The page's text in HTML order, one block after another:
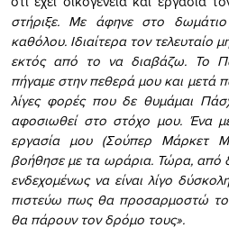
στήριξε. Με άφηνε στο
καθόλου. Ιδιαίτερα τον τελευταίο
εκτός από το να διαβάζω. Το
πήγαμε στην πεθερά μου και μετά
λίγες φορές που δε θυμάμαι
αφοσιωθεί στο στόχο μου. Ένα
εργασία μου (Σούπερ Μάρκετ
βοήθησε με τα ωράρια. Τώρα, από
ενδεχομένως να είναι λίγο
πιστεύω πως θα προσαρμοστώ
θα πάρουν τον δρόμο τους».